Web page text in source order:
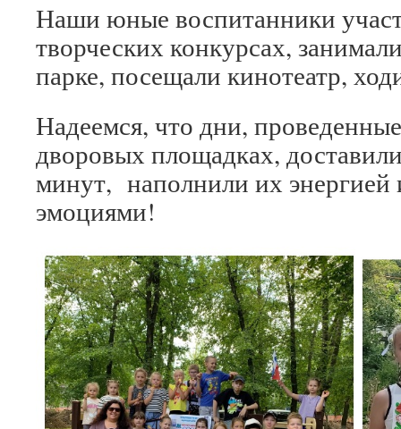
Наши юные воспитанники
творческих конкурсах,
парке, посещали кинотеатр,
Надеемся, что дни,
дворовых площадках,
минут, наполнили их
эмоциями!